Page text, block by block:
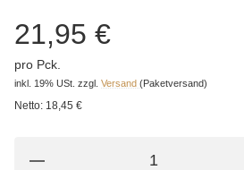
21,95 €
pro Pck.
inkl. 19% USt. zzgl. Versand (Paketversand)
Netto: 18,45 €